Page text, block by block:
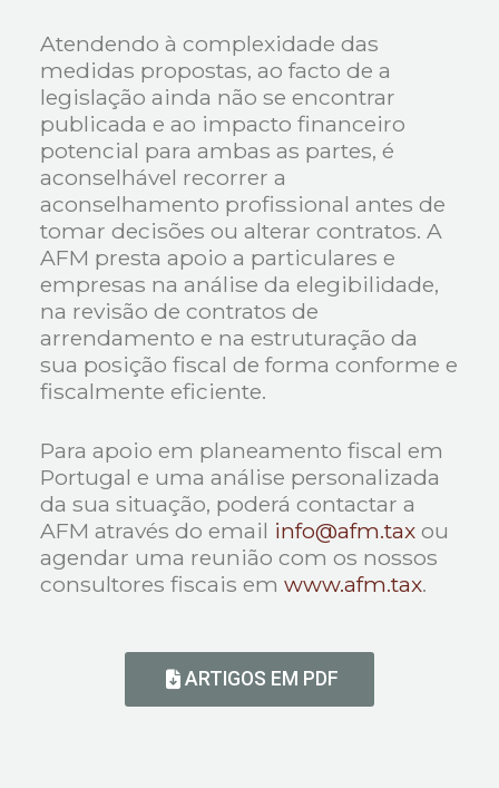
Atendendo à complexidade das
medidas propostas, ao facto de a
legislação ainda não se encontrar
publicada e ao impacto financeiro
potencial para ambas as partes, é
aconselhável recorrer a
aconselhamento profissional antes de
tomar decisões ou alterar contratos. A
AFM presta apoio a particulares e
empresas na análise da elegibilidade,
na revisão de contratos de
arrendamento e na estruturação da
sua posição fiscal de forma conforme e
fiscalmente eficiente.
Para apoio em planeamento fiscal em
Portugal e uma análise personalizada
da sua situação, poderá contactar a
AFM através do email info@afm.tax ou
agendar uma reunião com os nossos
consultores fiscais emwww.afm.tax.
ARTIGOS EM PDF